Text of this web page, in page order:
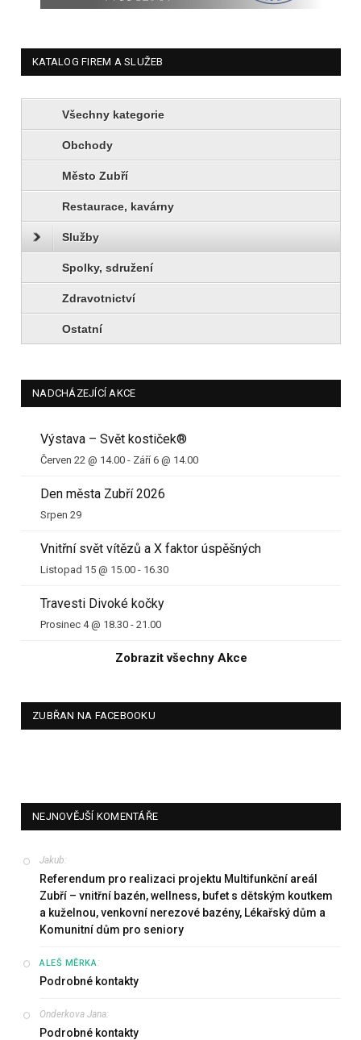
KATALOG FIREM A SLUŽEB
Všechny kategorie
Obchody
Město Zubří
Restaurace, kavárny
Služby
Spolky, sdružení
Zdravotnictví
Ostatní
NADCHÁZEJÍCÍ AKCE
Výstava – Svět kostiček®
Červen 22 @ 14.00 - Září 6 @ 14.00
Den města Zubří 2026
Srpen 29
Vnitřní svět vítězů a X faktor úspěšných
Listopad 15 @ 15.00 - 16.30
Travesti Divoké kočky
Prosinec 4 @ 18.30 - 21.00
Zobrazit všechny Akce
ZUBŘAN NA FACEBOOKU
NEJNOVĚJŠÍ KOMENTÁŘE
Jakub:
Referendum pro realizaci projektu Multifunkční areál
Zubří – vnitřní bazén, wellness, bufet s dětským koutkem
a kuželnou, venkovní nerezové bazény, Lékařský dům a
Komunitní dům pro seniory
ALEŠ MĚRKA:
Podrobné kontakty
Onderkova Jana:
Podrobné kontakty